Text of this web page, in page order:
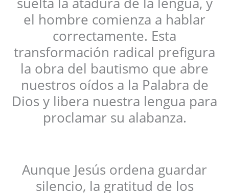
el hombre comienza a hablar
correctamente. Esta
transformación radical prefigura
la obra del bautismo que abre
nuestros oídos a la Palabra de
Dios y libera nuestra lengua para
proclamar su alabanza.
Aunque Jesús ordena guardar
silencio, la gratitud de los